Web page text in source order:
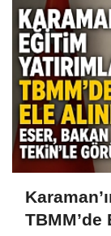
TBMM’de